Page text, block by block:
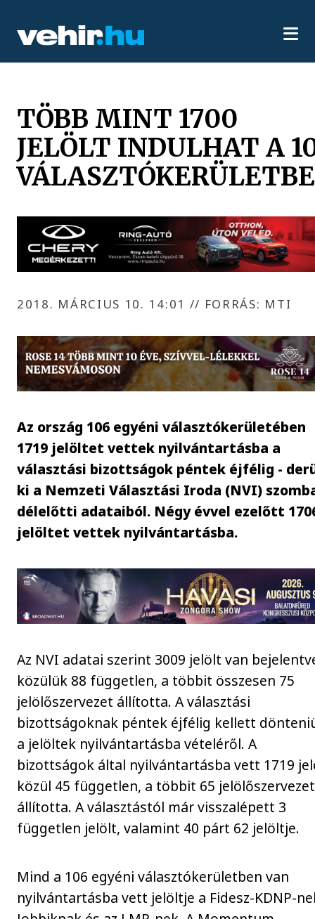
TÖBB MINT 1700
JELÖLT INDULHAT A
2018. MÁRCIUS 10. 14:01 // FORRÁS: MTI
Az ország 106 egyéni választókerületében
1719 jelöltet vettek nyilvántartásba a
választási bizottságok péntek éjfélig -
ki a Nemzeti Választási Iroda (NVI)
délelőtti adataiból. Négy évvel ezelőtt
jelöltet vettek nyilvántartásba.
Az NVI adatai szerint 3009 jelölt van
közülük 88 független, a többit összesen 75
jelölőszervezet állította. A választási
bizottságoknak péntek éjfélig kellett
a jelöltek nyilvántartásba vételéről. A
bizottságok által nyilvántartásba vett 1719
közül 45 független, a többit 65 jelölőszervezet
állította. A választástól már visszalépett 3
független jelölt, valamint 40 párt 62 jelöltje.
Mind a 106 egyéni választókerületben van
nyilvántartásba vett jelöltje a Fidesz-KDNP-